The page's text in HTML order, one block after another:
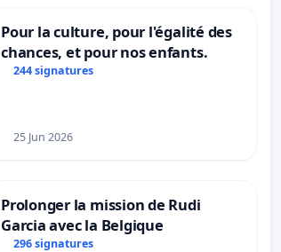
Pour la culture, pour l'égalité des
chances, et pour nos enfants.
244 signatures
25 Jun 2026
Prolonger la mission de Rudi
Garcia avec la Belgique
296 signatures